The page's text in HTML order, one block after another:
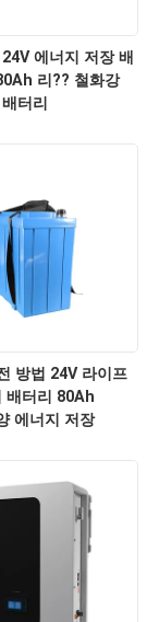
에너지 저장 배
리?? 철화강
터리
방법 24V 라이프
배터리 80Ah
에너지 저장